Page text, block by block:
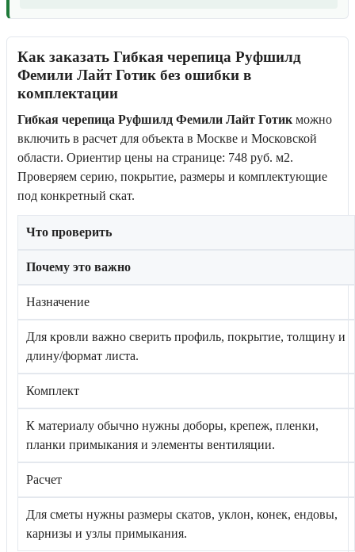
Как заказать Гибкая черепица Руфшилд
Фемили Лайт Готик без ошибки в
комплектации
Гибкая черепица Руфшилд Фемили Лайт Готик можно
включить в расчет для объекта в Москве и Московской
области. Ориентир цены на странице: 748 руб. м2.
Проверяем серию, покрытие, размеры и комплектующие
под конкретный скат.
Что проверить
Почему это важно
Назначение
Для кровли важно сверить профиль, покрытие, толщину и
длину/формат листа.
Комплект
К материалу обычно нужны доборы, крепеж, пленки,
планки примыкания и элементы вентиляции.
Расчет
Для сметы нужны размеры скатов, уклон, конек, ендовы,
карнизы и узлы примыкания.